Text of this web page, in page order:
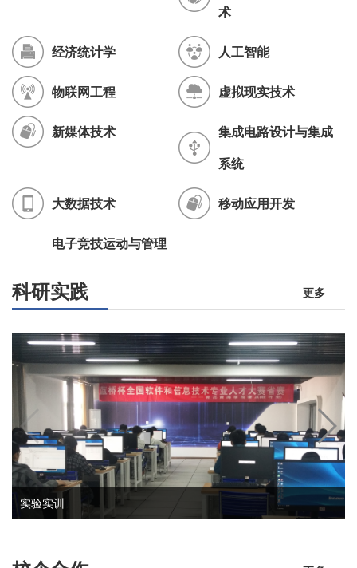
术
经济统计学 人工智能
物联网工程 虚拟现实技术
新媒体技术
集成电路设计与集成
系统
大数据技术 移动应用开发
电子竞技运动与管理
科研实践 更多
实验实训